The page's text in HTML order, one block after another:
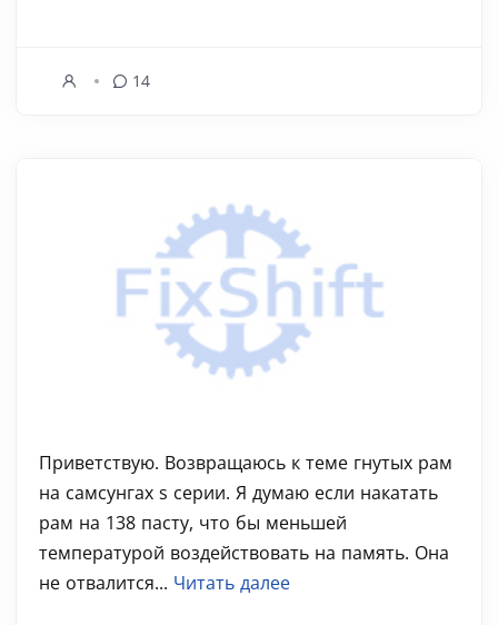
14
Приветствую. Возвращаюсь к теме гнутых рам
на самсунгах s серии. Я думаю если накатать
рам на 138 пасту, что бы меньшей
температурой воздействовать на память. Она
не отвалится... Читать далее